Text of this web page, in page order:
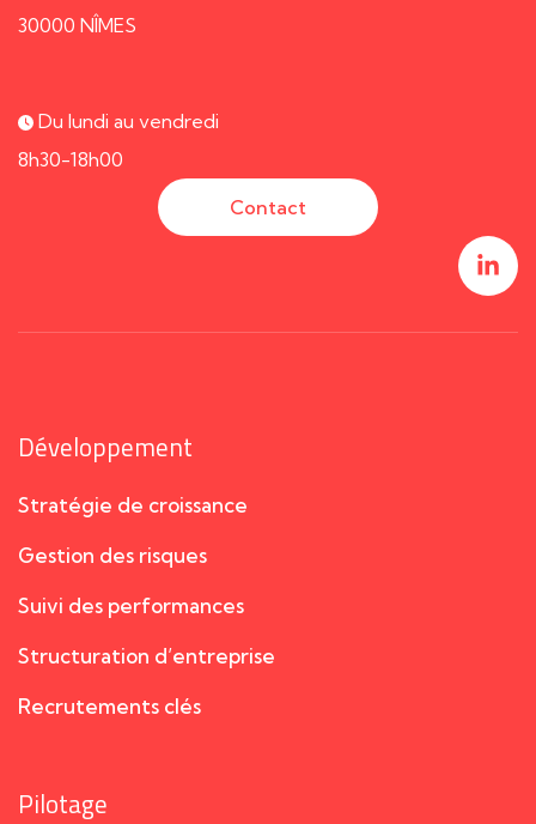
30000 NÎMES
Du lundi au vendredi
8h30-18h00
Contact
Développement
Stratégie de croissance
Gestion des risques
Suivi des performances
Structuration d’entreprise
Recrutements clés
Pilotage